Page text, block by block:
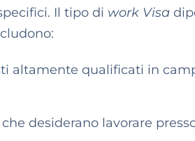
Il tipo di work Visa
altamente qualificati in
desiderano lavorare